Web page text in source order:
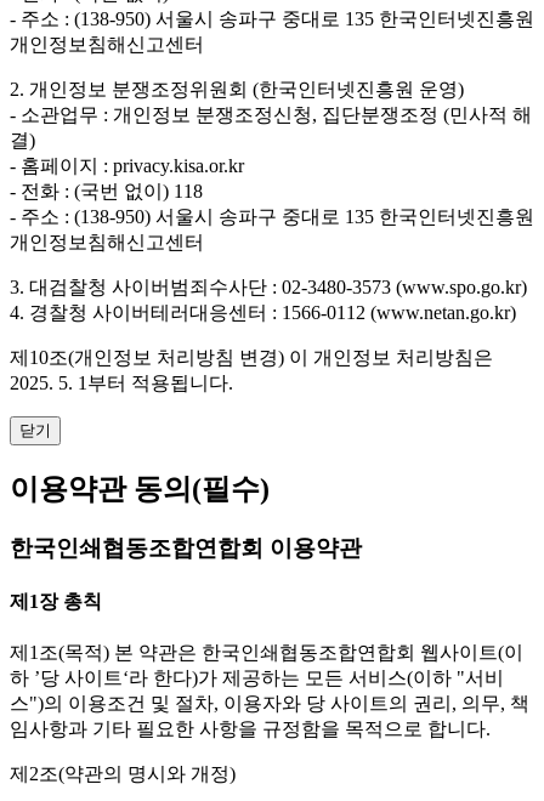
- 주소 : (138-950) 서울시 송파구 중대로 135 한국인터넷진흥원
개인정보침해신고센터
2. 개인정보 분쟁조정위원회 (한국인터넷진흥원 운영)
- 소관업무 : 개인정보 분쟁조정신청, 집단분쟁조정 (민사적 해
결)
- 홈페이지 : privacy.kisa.or.kr
- 전화 : (국번 없이) 118
- 주소 : (138-950) 서울시 송파구 중대로 135 한국인터넷진흥원
개인정보침해신고센터
3. 대검찰청 사이버범죄수사단 : 02-3480-3573 (www.spo.go.kr)
4. 경찰청 사이버테러대응센터 : 1566-0112 (www.netan.go.kr)
제10조(개인정보 처리방침 변경) 이 개인정보 처리방침은
2025. 5. 1부터 적용됩니다.
닫기
이용약관 동의 (필수)
한국인쇄협동조합연합회 이용약관
제1장 총칙
제1조(목적) 본 약관은 한국인쇄협동조합연합회 웹사이트(이
하 ’당 사이트‘라 한다)가 제공하는 모든 서비스(이하 "서비
스")의 이용조건 및 절차, 이용자와 당 사이트의 권리, 의무, 책
임사항과 기타 필요한 사항을 규정함을 목적으로 합니다.
제2조(약관의 명시와 개정)